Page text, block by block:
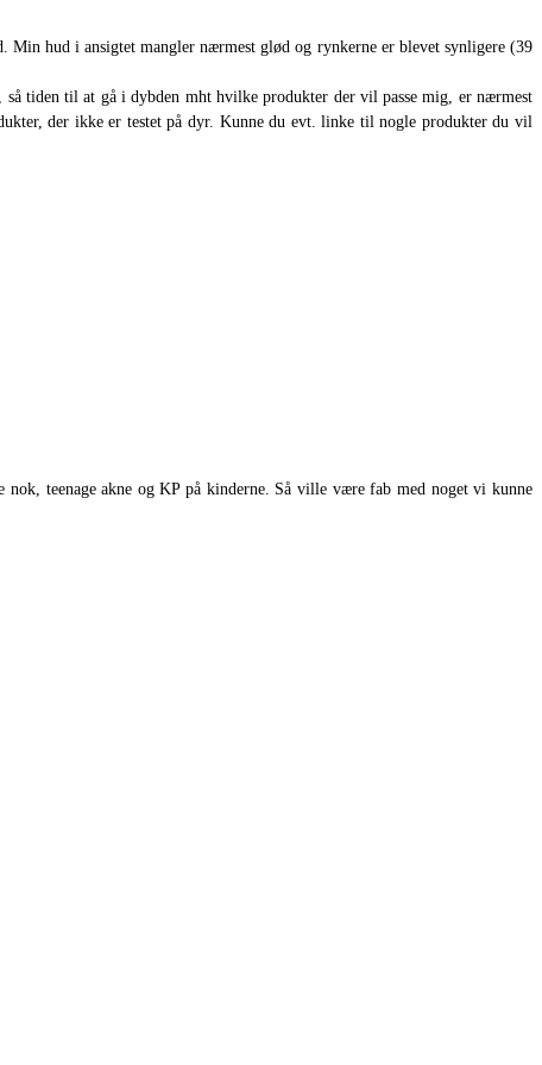
Min hud i ansigtet mangler nærmest glød og rynkerne er blevet synligere (39
tiden til at gå i dybden mht hvilke produkter der vil passe mig, er nærmest
der ikke er testet på dyr. Kunne du evt. linke til nogle produkter du vil
teenage akne og KP på kinderne. Så ville være fab med noget vi kunne